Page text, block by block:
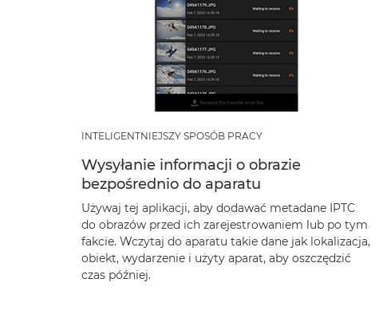
INTELIGENTNIEJSZY SPOSÓB PRACY
Wysyłanie informacji o obrazie
bezpośrednio do aparatu
Używaj tej aplikacji, aby dodawać metadane IPTC
do obrazów przed ich zarejestrowaniem lub po tym
fakcie. Wczytaj do aparatu takie dane jak lokalizacja,
obiekt, wydarzenie i użyty aparat, aby oszczędzić
czas później.